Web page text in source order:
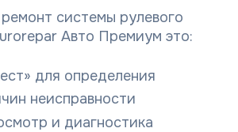
системы рулевого
Авто Премиум это:
для определения
неисправности
и диагностика